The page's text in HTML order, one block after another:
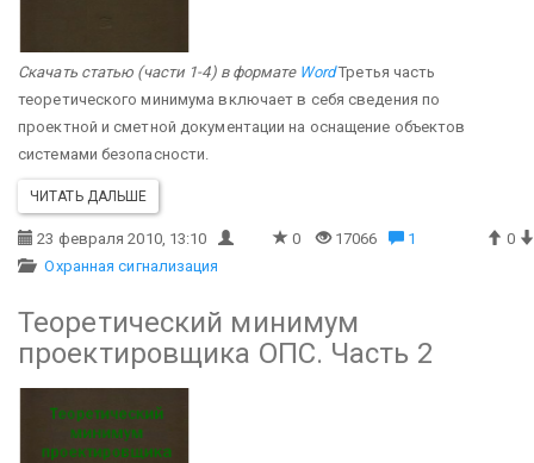
Скачать статью (части 1-4) в формате Word Третья часть
теоретического минимума включает в себя сведения по
проектной и сметной документации на оснащение объектов
системами безопасности.
ЧИТАТЬ ДАЛЬШЕ
23 февраля 2010, 13:10 0 17066 1
0
Охранная сигнализация
Теоретический минимум
проектировщика ОПС. Часть 2